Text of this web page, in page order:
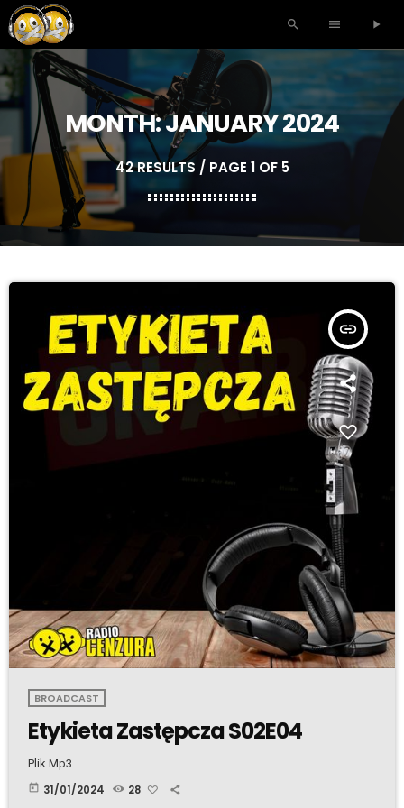
search menu play_arrow
MONTH: JANUARY 2024
42 RESULTS / PAGE 1 OF 5
insert_link
BROADCAST
Etykieta Zastępcza S02E04
Plik Mp3.
today 31/01/2024 28